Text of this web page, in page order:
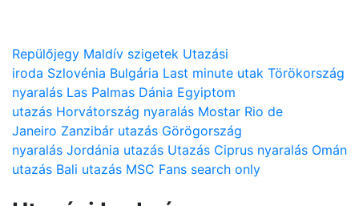
Repülőjegy Maldív szigetek Utazási
iroda Szlovénia Bulgária Last minute utak Törökország
nyaralás Las Palmas Dánia Egyiptom
utazás Horvátország nyaralás Mostar Rio de
Janeiro Zanzibár utazás Görögország
nyaralás Jordánia utazás Utazás Ciprus nyaralás Omán
utazás Bali utazás MSC Fans search only